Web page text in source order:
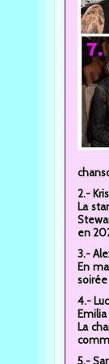
2.-
La
en
3.-
En
soirée
4.-
La
5.-